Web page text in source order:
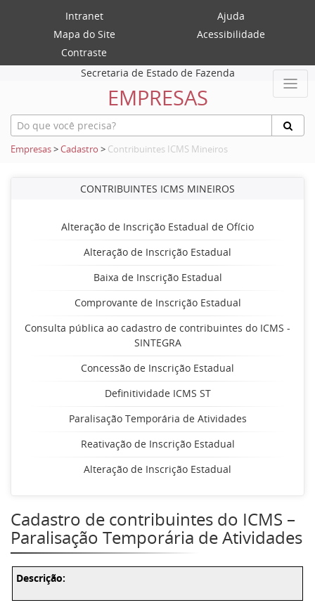
Intranet
Ajuda
Mapa do Site
Acessibilidade
Contraste
Secretaria de Estado de Fazenda
EMPRESAS
Empresas>Cadastro > Contribuintes ICMS Mineiros
CONTRIBUINTES ICMS MINEIROS
Alteração de Inscrição Estadual de Ofício
Alteração de Inscrição Estadual
Baixa de Inscrição Estadual
Comprovante de Inscrição Estadual
Consulta pública ao cadastro de contribuintes do ICMS -
SINTEGRA
Concessão de Inscrição Estadual
Definitividade ICMS ST
Paralisação Temporária de Atividades
Reativação de Inscrição Estadual
Alteração de Inscrição Estadual
Cadastro de contribuintes do ICMS –
Paralisação Temporária de Atividades
Descrição: